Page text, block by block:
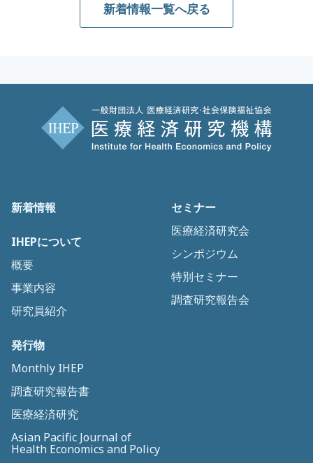
新着情報一覧へ戻る
新着情報
IHEPについて
概要
事業内容
研究員紹介
セミナー
医療経済研究会
シンポジウム
特別セミナー
調査研究報告会
発行物
Monthly IHEP
調査研究報告書
医療経済研究
Asian Pacific Journal of
Health Economics and Policy